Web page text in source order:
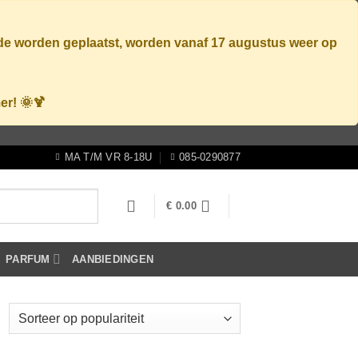
worden geplaatst, worden vanaf 17 augustus weer op
🌞🍹
MA T/M VR 8-18U 085-0290877
€ 0.00
PARFUM AANBIEDINGEN
op